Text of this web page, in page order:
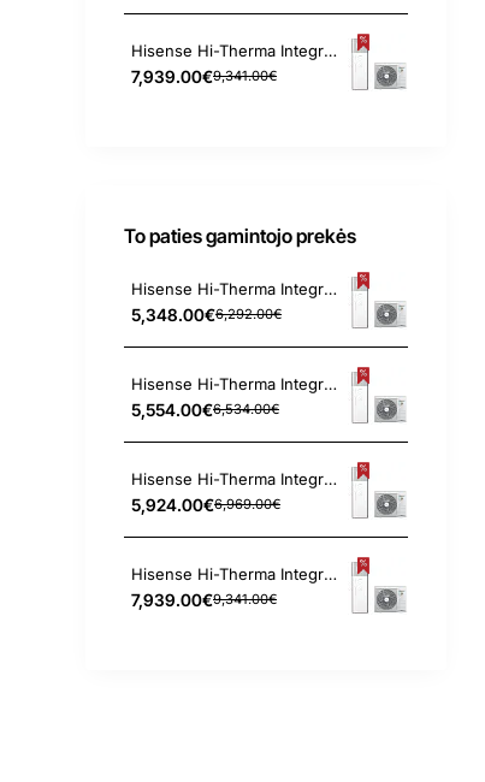
Hisense Hi-Therma Integra Combi AHW-100HEDS1 - AHS-100HEDSAA-23 10.0 kW oras-vanduo šilumos siurblys
7,939.00€9,341.00€
To paties gamintojo prekės
Hisense Hi-Therma Integra Combi AHW-044HCDS1 - AHS-044HCDSAA-23 4.4 kW oras-vanduo šilumos siurblys
5,348.00€6,292.00€
Hisense Hi-Therma Integra Combi AHW-060HCDS1 - AHS-060HCDSAA-23 6.0 kW oras-vanduo šilumos siurblys
5,554.00€6,534.00€
Hisense Hi-Therma Integra Combi AHW-080HCDS1 - AHS-080HCDSAA-23 8.0 kW oras-vanduo šilumos siurblys
5,924.00€6,969.00€
Hisense Hi-Therma Integra Combi AHW-100HEDS1 - AHS-100HEDSAA-23 10.0 kW oras-vanduo šilumos siurblys
7,939.00€9,341.00€